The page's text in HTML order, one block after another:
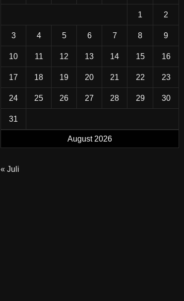
August 2026
1 2
3 4 5 6 7 8 9
10 11 12 13 14 15 16
17 18 19 20 21 22 23
24 25 26 27 28 29 30
31
« Juli